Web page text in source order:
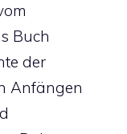
Buch
der
Anfängen